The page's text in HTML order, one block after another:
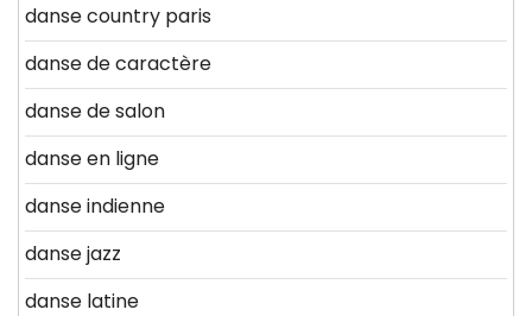
danse country paris
danse de caractère
danse de salon
danse en ligne
danse indienne
danse jazz
danse latine